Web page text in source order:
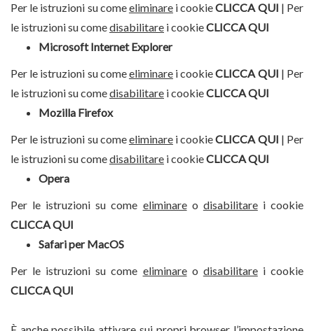
Per le istruzioni su comeeliminarei cookieCLICCA QUI | Per
le istruzioni su comedisabilitare i cookieCLICCA QUI
Microsoft Internet Explorer
Per le istruzioni su comeeliminarei cookieCLICCA QUI | Per
le istruzioni su comedisabilitare i cookieCLICCA QUI
Mozilla Firefox
Per le istruzioni su comeeliminarei cookieCLICCA QUI | Per
le istruzioni su comedisabilitare i cookieCLICCA QUI
Opera
Per le istruzioni su come eliminareo disabilitarei cookie
CLICCA QUI
Safari per MacOS
Per le istruzioni su come eliminareo disabilitarei cookie
CLICCA QUI